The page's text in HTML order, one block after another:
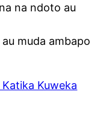
na ndoto au
muda ambapo
Kuweka